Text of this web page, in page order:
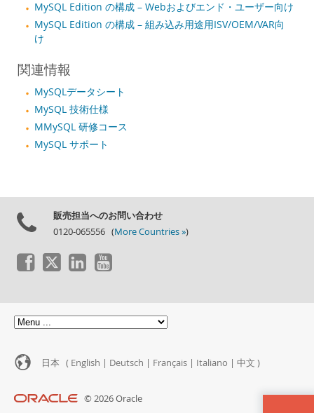
MySQL Edition の構成 – Webおよびエンド・ユーザー向け
MySQL Edition の構成 – 組み込み用途用ISV/OEM/VAR向
け
関連情報
MySQLデータシート
MySQL 技術仕様
MMySQL 研修コース
MySQL サポート
販売担当へのお問い合わせ
0120-065556 (More Countries »)
日本 ( English | Deutsch | Français | Italiano | 中文 )
© 2026 Oracle